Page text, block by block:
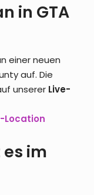
in GTA
einer neuen
auf. Die
unserer Live-
Location
im